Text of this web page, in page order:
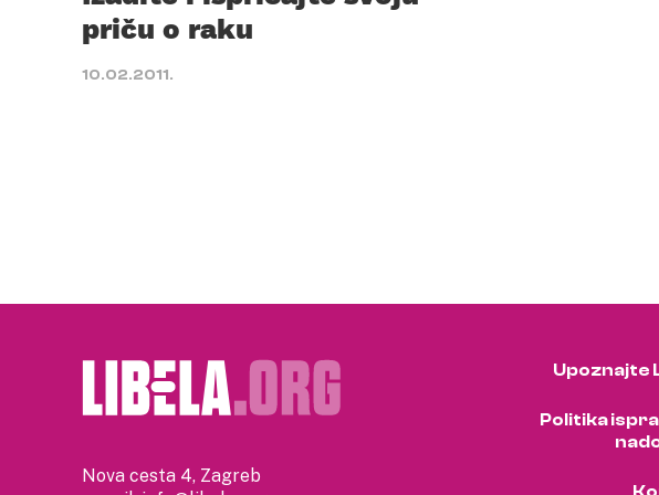
priču o raku
10.02.2011.
Nova cesta 4, Zagreb
Upoznajte
Politika